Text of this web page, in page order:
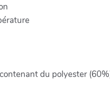
du polyester